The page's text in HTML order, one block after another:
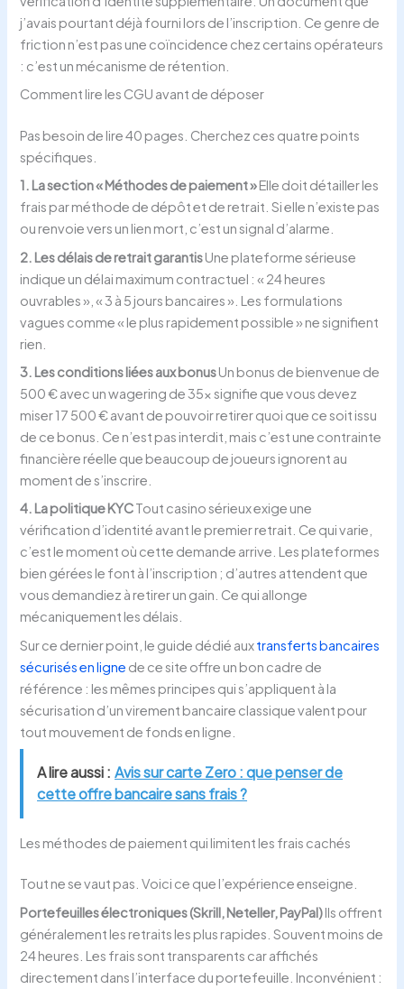
j’avais pourtant déjà fourni lors de l’inscription. Ce genre de
friction n’est pas une coïncidence chez certains opérateurs
: c’est un mécanisme de rétention.
Comment lire les CGU avant de déposer
Pas besoin de lire 40 pages. Cherchez ces quatre points
spécifiques.
1. La section « Méthodes de paiement »Elle doit détailler les
frais par méthode de dépôt et de retrait. Si elle n’existe pas
ou renvoie vers un lien mort, c’est un signal d’alarme.
2. Les délais de retrait garantisUne plateforme sérieuse
indique un délai maximum contractuel : « 24 heures
ouvrables », « 3 à 5 jours bancaires ». Les formulations
vagues comme « le plus rapidement possible » ne signifient
rien.
3. Les conditions liées aux bonusUn bonus de bienvenue de
500 € avec un wagering de 35x signifie que vous devez
miser 17 500 € avant de pouvoir retirer quoi que ce soit issu
de ce bonus. Ce n’est pas interdit, mais c’est une contrainte
financière réelle que beaucoup de joueurs ignorent au
moment de s’inscrire.
4. La politique KYCTout casino sérieux exige une
vérification d’identité avant le premier retrait. Ce qui varie,
c’est le moment où cette demande arrive. Les plateformes
bien gérées le font à l’inscription ; d’autres attendent que
vous demandiez à retirer un gain. Ce qui allonge
mécaniquement les délais.
Sur ce dernier point, le guide dédié auxtransferts bancaires
sécurisés en ligne de ce site offre un bon cadre de
référence : les mêmes principes qui s’appliquent à la
sécurisation d’un virement bancaire classique valent pour
tout mouvement de fonds en ligne.
A lire aussi : Avis sur carte Zero : que penser de
cette offre bancaire sans frais ?
Les méthodes de paiement qui limitent les frais cachés
Tout ne se vaut pas. Voici ce que l’expérience enseigne.
Portefeuilles électroniques (Skrill, Neteller, PayPal)Ils offrent
généralement les retraits les plus rapides. Souvent moins de
24 heures. Les frais sont transparents car affichés
directement dans l’interface du portefeuille. Inconvénient :